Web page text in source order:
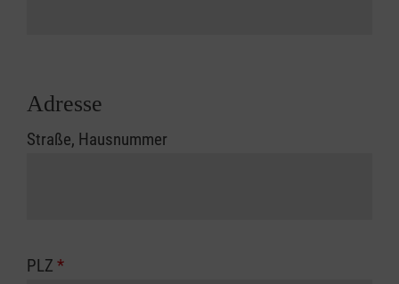
Adresse
Straße, Hausnummer
PLZ *